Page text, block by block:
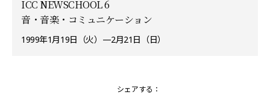
ICC NEWSCHOOL 6
音・音楽・コミュニケーション
1999年1月19日（火）—2月21日（日）
シェアする：